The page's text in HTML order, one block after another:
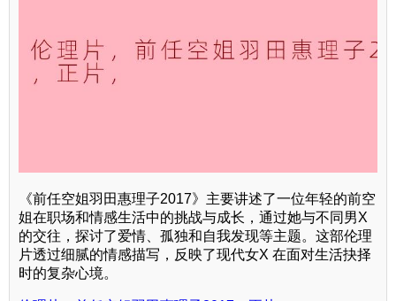
《前任空姐羽田惠理子2017》主要讲述了一位年轻的前空
姐在职场和情感生活中的挑战与成长，通过她与不同男X
的交往，探讨了爱情、孤独和自我发现等主题。这部伦理
片透过细腻的情感描写，反映了现代女X 在面对生活抉择
时的复杂心境。